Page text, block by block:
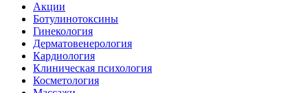
Акции
Ботулинотоксины
Гинекология
Дерматовенерология
Кардиология
Клиническая психология
Косметология